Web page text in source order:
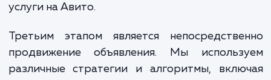
оптимизация объявлений. Мы
оптимальный заголовок и описание,